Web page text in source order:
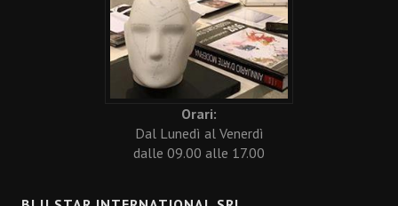
Orari:
Dal Lunedì al Venerdì
dalle 09.00 alle 17.00